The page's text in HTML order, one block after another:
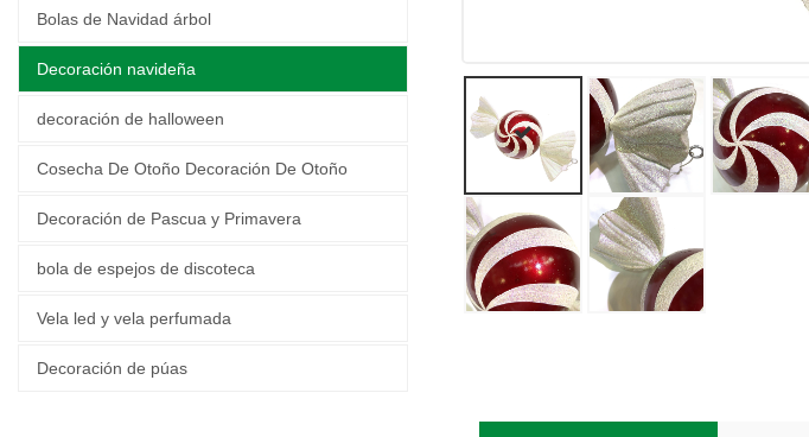
Bolas de Navidad árbol
Decoración navideña
decoración de halloween
Cosecha De Otoño Decoración De Otoño
Decoración de Pascua y Primavera
bola de espejos de discoteca
Vela led y vela perfumada
Decoración de púas